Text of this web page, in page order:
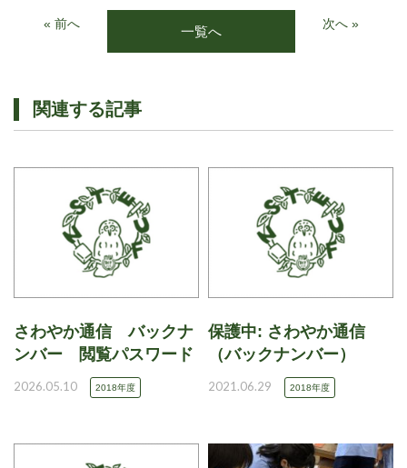
« 前へ 一覧へ 次へ »
関連する記事
さわやか通信 バックナ
ンバー 閲覧パスワード
2026.05.10 2018年度
保護中: さわやか通信
（バックナンバー）
2021.06.29 2018年度